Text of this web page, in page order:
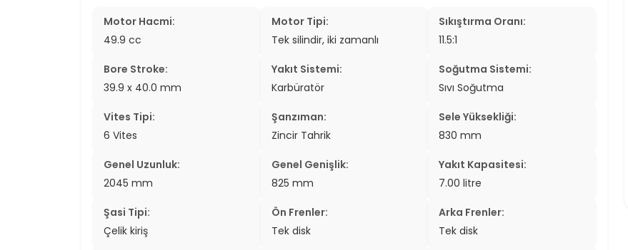
Motor Hacmi:
49.9 cc
Motor Tipi:
Tek silindir, iki zamanlı
Sıkıştırma Oranı:
11.5:1
Bore Stroke:
39.9 x 40.0 mm
Yakıt Sistemi:
Karbüratör
Soğutma Sistemi:
Sıvı Soğutma
Vites Tipi:
6 Vites
Şanzıman:
Zincir Tahrik
Sele Yüksekliği:
830 mm
Genel Uzunluk:
2045 mm
Genel Genişlik:
825 mm
Yakıt Kapasitesi:
7.00 litre
Şasi Tipi:
Çelik kiriş
Ön Frenler:
Tek disk
Arka Frenler:
Tek disk